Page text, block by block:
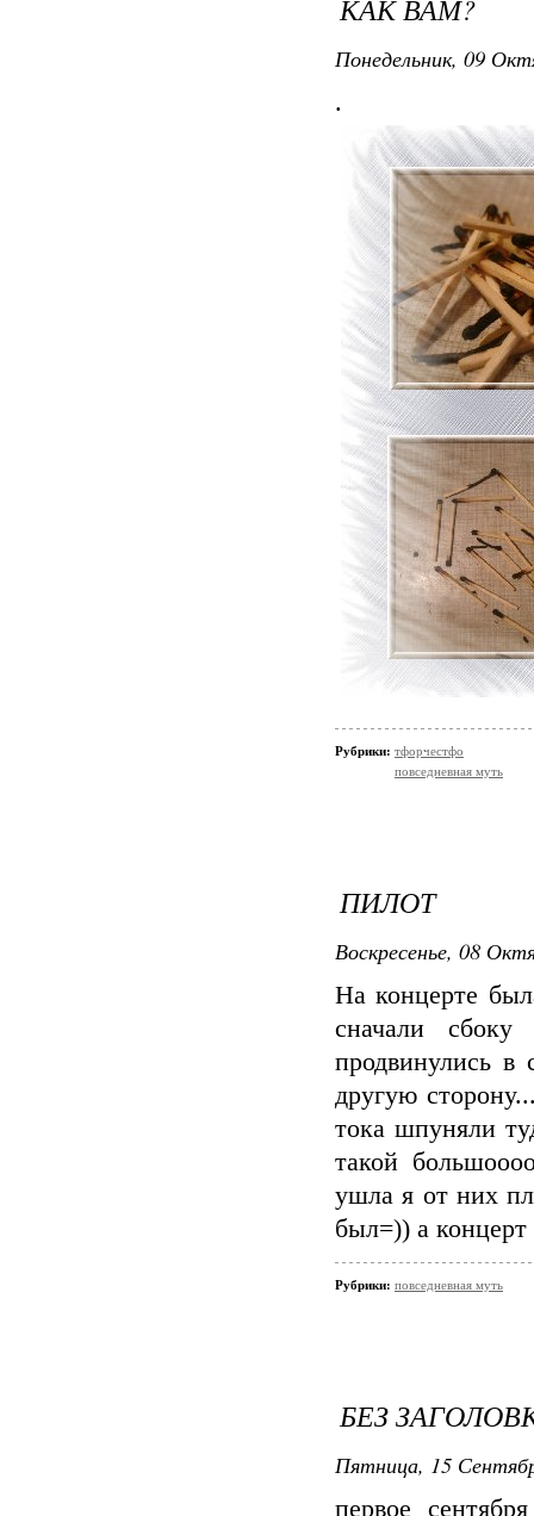
КАК ВАМ?
Понедельник, 09
.
Рубрики: тфорчестфо
повседневная муть
ПИЛОТ
Воскресенье, 08
На концерте
сначали
продвинулись в
другую
тока шпуняли
такой
ушла я от них
был=)) а
Рубрики: повседневная муть
БЕЗ
Пятница, 15
первое